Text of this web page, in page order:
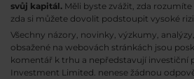
svůj kapitál. Měli byste zvážit, zda
zda si můžete dovolit podstoupit vysoké
Všechny názory, novinky, výzkumy,
obsažené na webovách stránkách jsou
komentář k trhu a nepředstavují investiční
Investment Limited. nenese žádnou